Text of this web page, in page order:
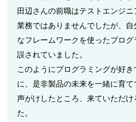
田辺さんの前職はテストエンジ
業務ではありませんでしたが、
なフレームワークを使ったプロ
誤されていました。
このようにプログラミングが好
に、是非製品の未来を一緒に育
声がけしたところ、来ていただけ
た。